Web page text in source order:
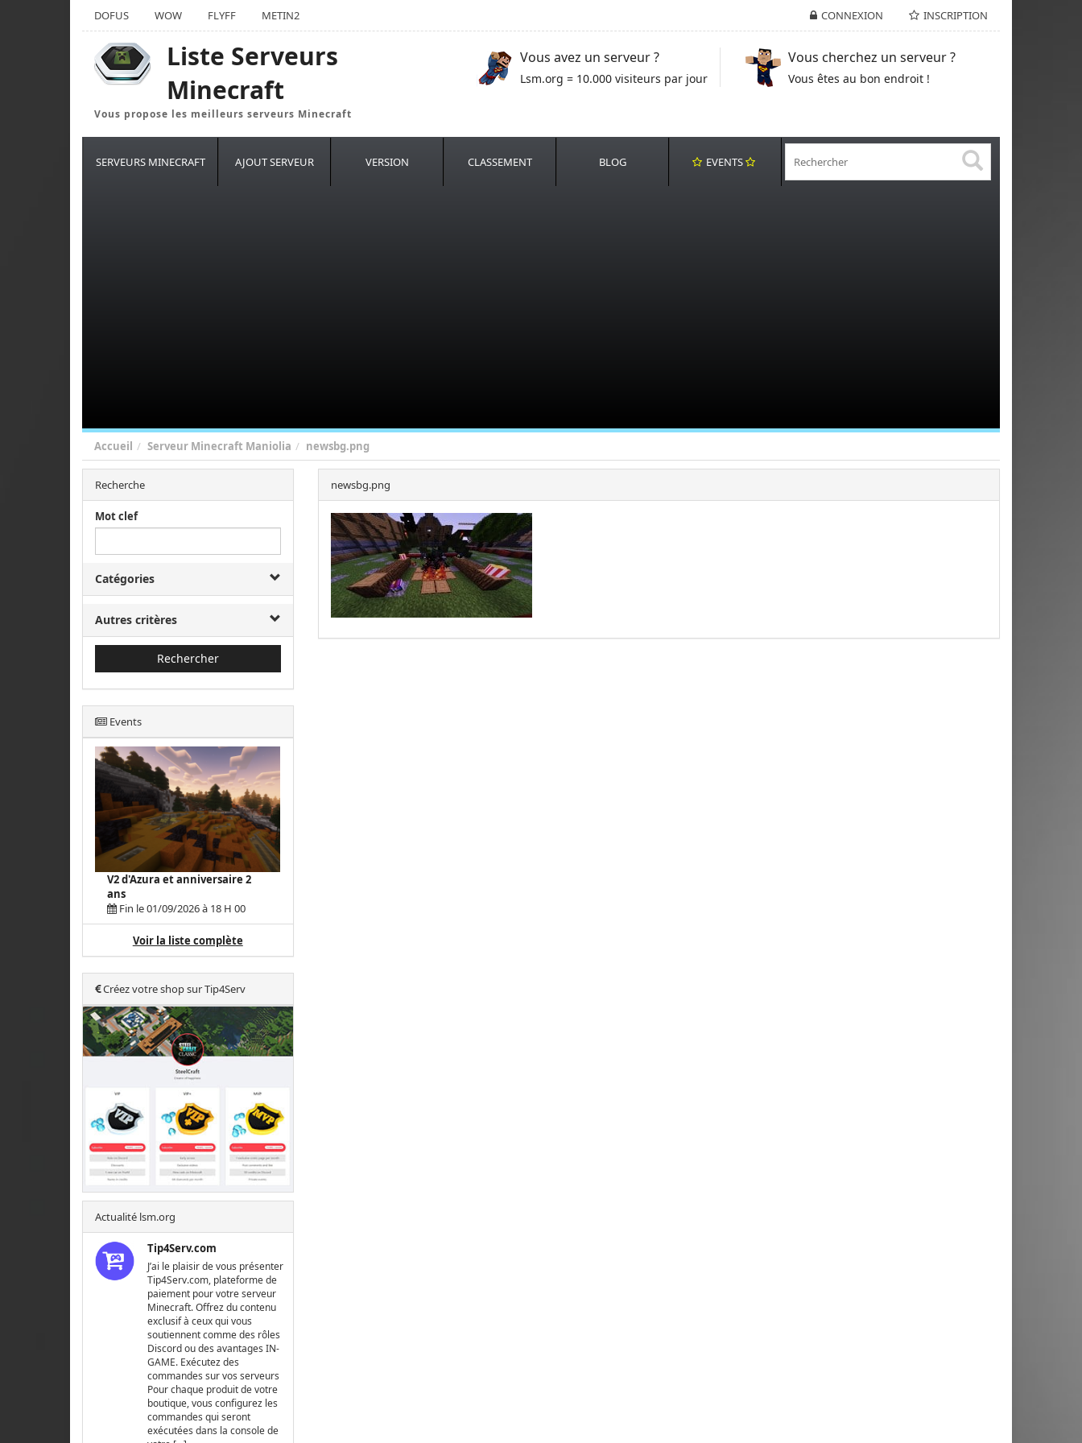
CONNEXION INSCRIPTION
DOFUS WOW FLYFF METIN2
Liste Serveurs
Minecraft
Vous propose les meilleurs serveurs Minecraft
Vous avez un serveur ?
Lsm.org = 10.000 visiteurs par jour
Vous cherchez un serveur ?
Vous êtes au bon endroit !
SERVEURS MINECRAFT AJOUT SERVEUR VERSION CLASSEMENT BLOG EVENTS
Accueil Serveur Minecraft Maniolia newsbg.png
Recherche
Mot clef
Catégories
Autres critères
Rechercher
Events
V2 d'Azura et anniversaire 2
ans
Fin le 01/09/2026 à 18 H 00
Voir la liste complète
Créez votre shop sur Tip4Serv
Actualité lsm.org
Tip4Serv.com
J’ai le plaisir de vous présenter
Tip4Serv.com, plateforme de
paiement pour votre serveur
Minecraft. Offrez du contenu
exclusif à ceux qui vous
soutiennent comme des rôles
Discord ou des avantages IN-
GAME. Exécutez des
commandes sur vos serveurs
Pour chaque produit de votre
boutique, vous configurez les
commandes qui seront
exécutées dans la console de
newsbg.png